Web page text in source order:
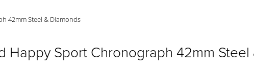
42mm Steel & Diamonds
Happy Sport Chronograph 42mm Steel